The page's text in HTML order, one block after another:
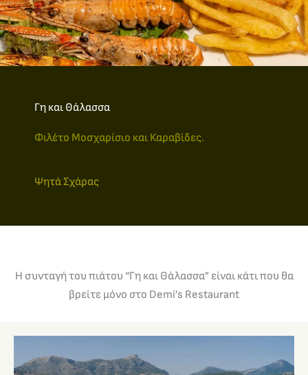
Γη και Θάλασσα
Φιλέτο Μοσχαρίσιο και Καραβίδες.
Ψητά Σχάρας
Η συνταγή του πιάτου “Γη και Θάλασσα​” είναι κάτι που θα
βρείτε μόνο στο Demi’s Restaurant